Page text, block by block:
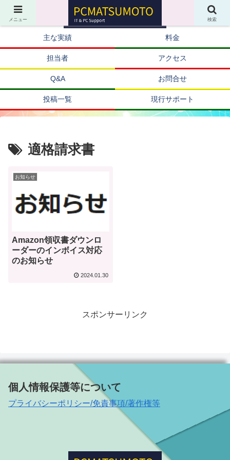
主な実績 料金
担当者 アクセス
Q&A お問合せ
投稿一覧 現行サポート
適格請求書
お知らせ
Amazon領収書ダウンロ
ーダーのインボイス対応
のお知らせ
2024.01.30
スポンサーリンク
個人情報保護等について
プライバシーポリシー/免責事項/著作権等
メニュー 検索